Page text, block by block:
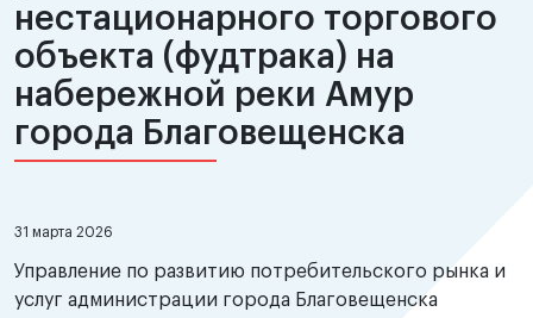
нестационарного торгового
объекта (фудтрака) на
набережной реки Амур
города Благовещенска
31 марта 2026
Управление по развитию потребительского рынка и
услуг администрации города Благовещенска